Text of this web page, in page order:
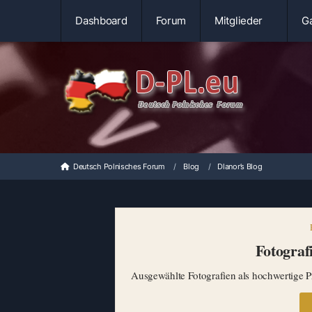
Dashboard Forum Mitglieder
Deutsch Polnisches Forum Blog Dlanor’s Blog
Ausgewählte Fotografien als hochwertige